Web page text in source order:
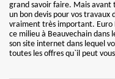
grand savoir faire. Mais
un bon devis pour vos
vraiment très important. Euro
ce milieu à Beauvechain dans
son site internet dans lequel
toutes les offres qu`il peut